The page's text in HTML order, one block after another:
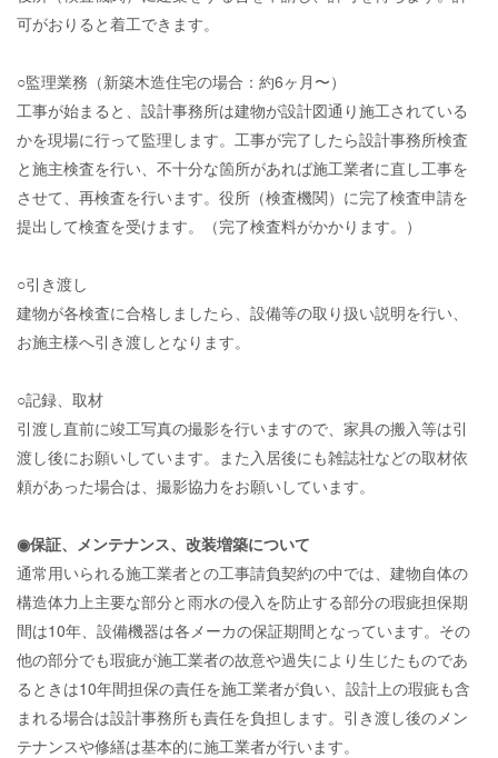
可がおりると着工できます。
○監理業務（新築木造住宅の場合：約6ヶ月〜）
工事が始まると、設計事務所は建物が設計図通り施工されている
かを現場に行って監理します。工事が完了したら設計事務所検査
と施主検査を行い、不十分な箇所があれば施工業者に直し工事を
させて、再検査を行います。役所（検査機関）に完了検査申請を
提出して検査を受けます。（完了検査料がかかります。）
○引き渡し
建物が各検査に合格しましたら、設備等の取り扱い説明を行い、
お施主様へ引き渡しとなります。
○記録、取材
引渡し直前に竣工写真の撮影を行いますので、家具の搬入等は引
渡し後にお願いしています。また入居後にも雑誌社などの取材依
頼があった場合は、撮影協力をお願いしています。
◉保証、メンテナンス、改装増築について
通常用いられる施工業者との工事請負契約の中では、建物自体の
構造体力上主要な部分と雨水の侵入を防止する部分の瑕疵担保期
間は10年、設備機器は各メーカの保証期間となっています。その
他の部分でも瑕疵が施工業者の故意や過失により生じたものであ
るときは10年間担保の責任を施工業者が負い、設計上の瑕疵も含
まれる場合は設計事務所も責任を負担します。引き渡し後のメン
テナンスや修繕は基本的に施工業者が行います。